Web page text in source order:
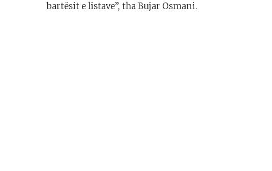
bartësit e listave”, tha Bujar Osmani.